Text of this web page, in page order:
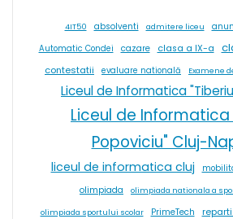
4IT50 absolventi admitere liceu
Automatic Condei cazare clasa a IX-a
contestatii evaluare natională Examene
Liceul de Informatica
Liceul de Informatica
Popoviciu" Cluj-
liceul de informatica cluj
olimpiada
olimpiada nationala a
olimpiada sportului scolar PrimeTech